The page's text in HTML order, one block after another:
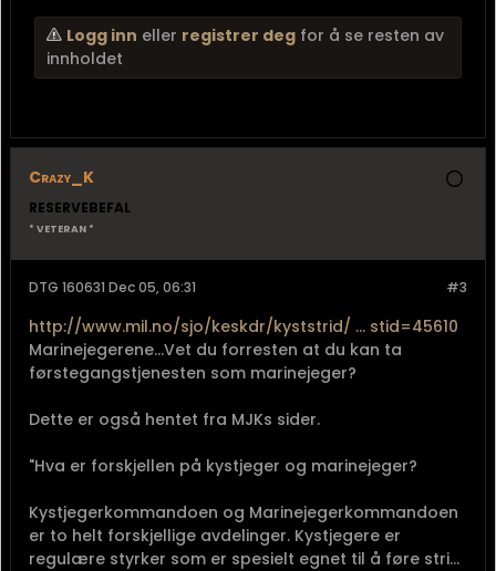
Logg inn eller registrer deg for å se resten av
innholdet
Crazy_K
RESERVEBEFAL
* VETERAN *
#3
DTG 160631 Dec 05, 06:31
http://www.mil.no/sjo/keskdr/kyststrid/ ... stid=45610
Marinejegerene...Vet du forresten at du kan ta
førstegangstjenesten som marinejeger?
Dette er også hentet fra MJKs sider.
"Hva er forskjellen på kystjeger og marinejeger?
Kystjegerkommandoen og Marinejegerkommandoen
er to helt forskjellige avdelinger. Kystjegere er
regulære styrker som er spesielt egnet til å føre stri...